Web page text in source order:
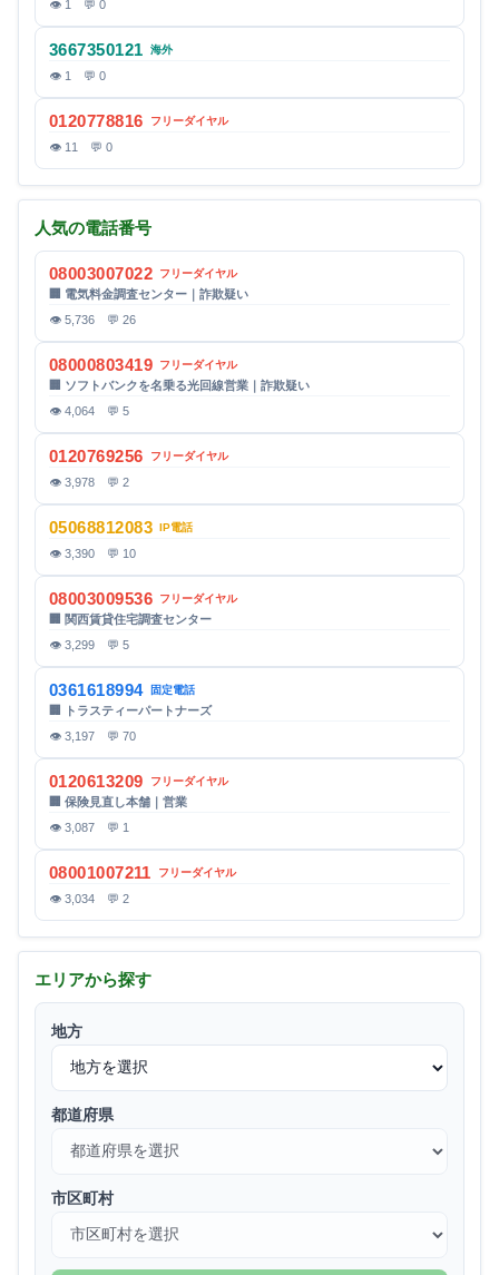
👁 1 💬 0
3667350121 海外
👁 1 💬 0
0120778816 フリーダイヤル
👁 11 💬 0
人気の電話番号
08003007022 フリーダイヤル
🏢 電気料金調査センター｜詐欺疑い
👁 5,736 💬 26
08000803419 フリーダイヤル
🏢 ソフトバンクを名乗る光回線営業｜詐欺疑い
👁 4,064 💬 5
0120769256 フリーダイヤル
👁 3,978 💬 2
05068812083 IP電話
👁 3,390 💬 10
08003009536 フリーダイヤル
🏢 関西賃貸住宅調査センター
👁 3,299 💬 5
0361618994 固定電話
🏢 トラスティーパートナーズ
👁 3,197 💬 70
0120613209 フリーダイヤル
🏢 保険見直し本舗｜営業
👁 3,087 💬 1
08001007211 フリーダイヤル
👁 3,034 💬 2
エリアから探す
地方
都道府県
市区町村